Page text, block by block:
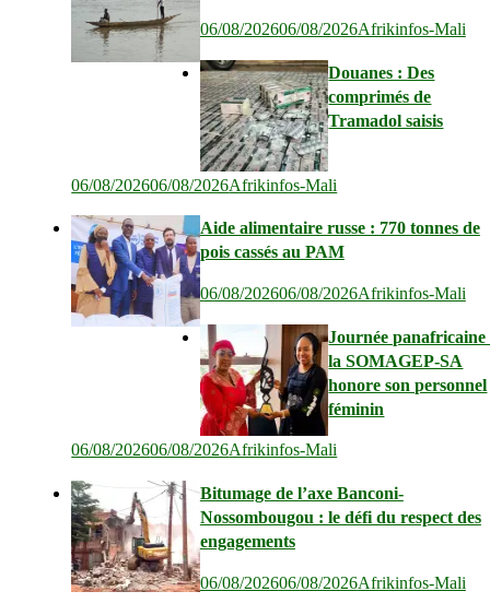
06/08/202606/08/2026Afrikinfos-Mali
Douanes : Des
comprimés de
Tramadol saisis
06/08/202606/08/2026Afrikinfos-Mali
Aide alimentaire russe : 770 tonnes de
pois cassés au PAM
06/08/202606/08/2026Afrikinfos-Mali
Journée panafricaine
la SOMAGEP-SA
honore son personnel
féminin
06/08/202606/08/2026Afrikinfos-Mali
Bitumage de l’axe Banconi-
Nossombougou : le défi du respect des
engagements
06/08/202606/08/2026Afrikinfos-Mali